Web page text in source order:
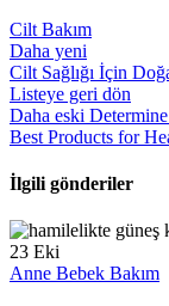
Cilt Bakım
Daha yeni
Cilt Sağlığı İçin
Listeye geri dön
Daha eski
Best Products for
İlgili gönderiler
23 Eki
Anne Bebek Bakım